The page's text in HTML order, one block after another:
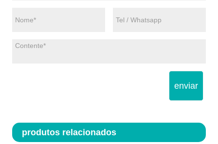
enviar
produtos relacionados